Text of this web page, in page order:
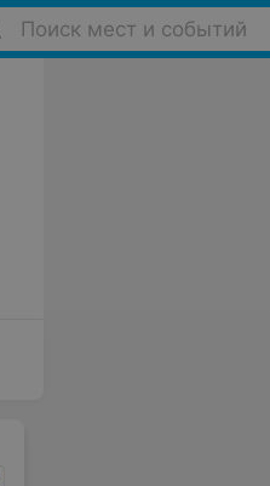
Поиск мест и событий